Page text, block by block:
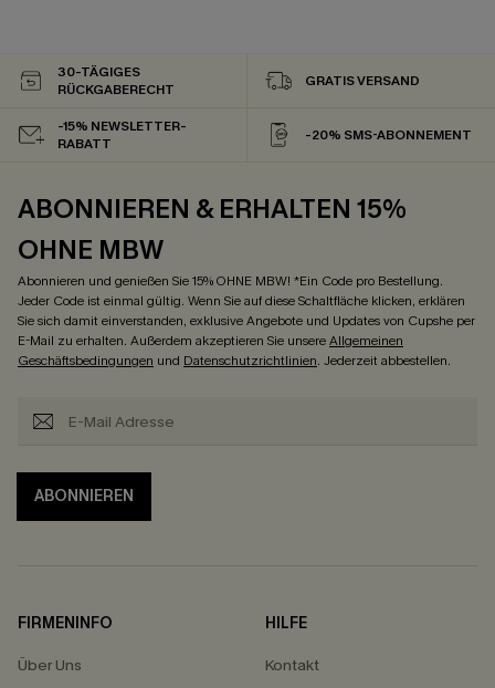
30-TÄGIGES
RÜCKGABERECHT
GRATIS VERSAND
-15% NEWSLETTER-
RABATT
-20% SMS-ABONNEMENT
ABONNIEREN & ERHALTEN 15%
OHNE MBW
Abonnieren und genießen Sie 15% OHNE MBW! *Ein Code pro Bestellung.
Jeder Code ist einmal gültig. Wenn Sie auf diese Schaltfläche klicken, erklären
Sie sich damit einverstanden, exklusive Angebote und Updates von Cupshe per
E-Mail zu erhalten. Außerdem akzeptieren Sie unsereAllgemeinen
Geschäftsbedingungen und Datenschutzrichtlinien. Jederzeit abbestellen.
ABONNIEREN
FIRMENINFO
Über Uns
HILFE
Kontakt